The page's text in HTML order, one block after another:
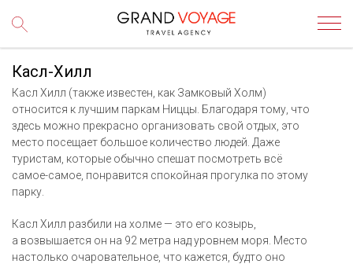
Касл-Хилл
Касл Хилл (также известен, как Замковый Холм)
относится к лучшим паркам Ниццы. Благодаря тому, что
здесь можно прекрасно организовать свой отдых, это
место посещает большое количество людей. Даже
туристам, которые обычно спешат посмотреть всё
самое-самое, понравится спокойная прогулка по этому
парку.
Касл Хилл разбили на холме — это его козырь,
а возвышается он на 92 метра над уровнем моря. Место
настолько очаровательное, что кажется, будто оно